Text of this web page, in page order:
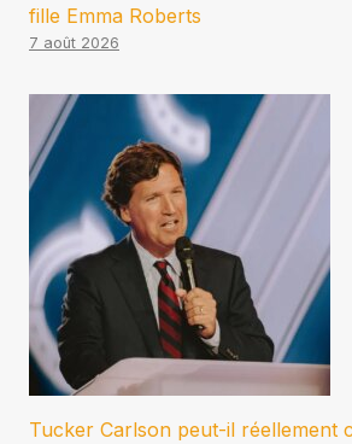
fille Emma Roberts
7 août 2026
Tucker Carlson peut-il réellement